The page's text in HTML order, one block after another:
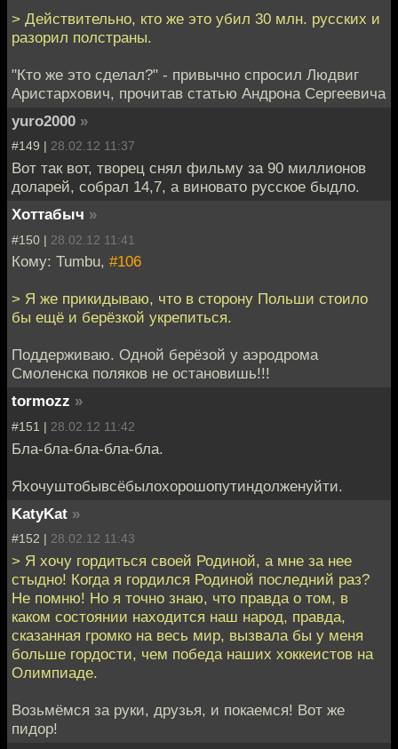
> Действительно, кто же это убил 30 млн. русских и
разорил полстраны.
"Кто же это сделал?" - привычно спросил Людвиг
Аристархович, прочитав статью Андрона Сергеевича
yuro2000 »
#149 | 28.02.12 11:37
Вот так вот, творец снял фильму за 90 миллионов
доларей, собрал 14,7, а виновато русское быдло.
Хоттабыч »
#150 | 28.02.12 11:41
Кому: Tumbu, #106
> Я же прикидываю, что в сторону Польши стоило
бы ещё и берёзкой укрепиться.
Поддерживаю. Одной берёзой у аэродрома
Смоленска поляков не остановишь!!!
tormozz »
#151 | 28.02.12 11:42
Бла-бла-бла-бла-бла.
Яхочуштобывсёбылохорошопутиндолженуйти.
KatyKat »
#152 | 28.02.12 11:43
> Я хочу гордиться своей Родиной, а мне за нее
стыдно! Когда я гордился Родиной последний раз?
Не помню! Но я точно знаю, что правда о том, в
каком состоянии находится наш народ, правда,
сказанная громко на весь мир, вызвала бы у меня
больше гордости, чем победа наших хоккеистов на
Олимпиаде.
Возьмёмся за руки, друзья, и покаемся! Вот же
пидор!